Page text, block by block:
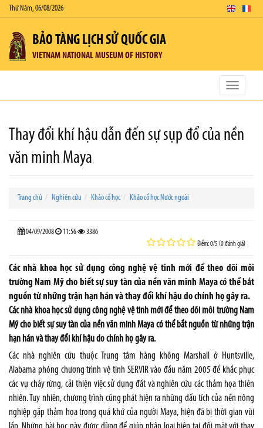
Thứ Năm, 06/08/2026
BẢO TÀNG LỊCH SỬ QUỐC GIA
VIETNAM NATIONAL MUSEUM OF HISTORY
Toggle
Thay đổi khí hậu dẫn đến sự sụp đổ của nền
văn minh Maya
Trang chủ Nghiên cứu Khảo cổ học Khảo cổ học Nước ngoài
04/09/2008 11:56 3386
Điểm: 0/5 (0 đánh giá)
Các nhà khoa học sử dụng công nghệ vệ tinh mới để theo dõi môi
trường Nam Mỹ cho biết sự suy tàn của nền văn minh Maya có thể bắt
nguồn từ những trận hạn hán và thay đổi khí hậu do chính họ gây ra.
Các nhà khoa học sử dụng công nghệ vệ tinh mới để theo dõi môi trường Nam
Mỹ cho biết sự suy tàn của nền văn minh Maya có thể bắt nguồn từ những trận
hạn hán và thay đổi khí hậu do chính họ gây ra.
Các nhà nghiên cứu thuộc Trung tâm hàng không Marshall ở Huntsville,
Alabama phóng chương trình vệ tinh SERVIR vào đầu năm 2005 để khắc phục
các vụ cháy rừng, cải thiện việc sử dụng đất và nghiên cứu các thảm họa thiên
nhiên. Tuy nhiên, chương trình cũng phát hiện ra những dấu tích của nền nông
nghiệp gặp thảm họa trong quá khứ của người Maya, hiện đã bị thời gian vùi